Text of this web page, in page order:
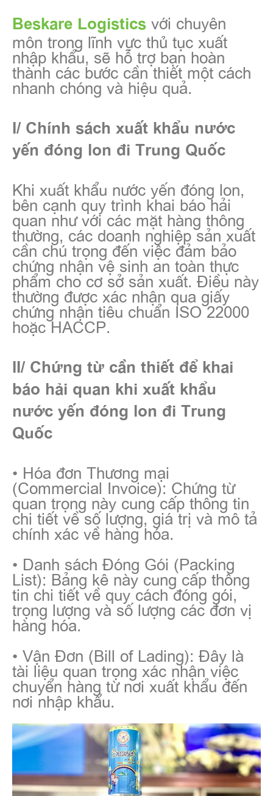
Beskare Logistics với chuyên
môn trong lĩnh vực thủ tục xuất
nhập khẩu, sẽ hỗ trợ bạn hoàn
thành các bước cần thiết một cách
nhanh chóng và hiệu quả.
I/ Chính sách xuất khẩu nước
yến đóng lon đi Trung Quốc
Khi xuất khẩu nước yến đóng lon,
bên cạnh quy trình khai báo hải
quan như với các mặt hàng thông
thường, các doanh nghiệp sản xuất
cần chú trọng đến việc đảm bảo
chứng nhận vệ sinh an toàn thực
phẩm cho cơ sở sản xuất. Điều này
thường được xác nhận qua giấy
chứng nhận tiêu chuẩn ISO 22000
hoặc HACCP.
II/ Chứng từ cần thiết để khai
báo hải quan khi xuất khẩu
nước yến đóng lon đi Trung
Quốc
• Hóa đơn Thương mại
(Commercial Invoice): Chứng từ
quan trọng này cung cấp thông tin
chi tiết về số lượng, giá trị và mô tả
chính xác về hàng hóa.
• Danh sách Đóng Gói (Packing
List): Bảng kê này cung cấp thông
tin chi tiết về quy cách đóng gói,
trọng lượng và số lượng các đơn vị
hàng hóa.
• Vận Đơn (Bill of Lading): Đây là
tài liệu quan trọng xác nhận việc
chuyển hàng từ nơi xuất khẩu đến
nơi nhập khẩu.